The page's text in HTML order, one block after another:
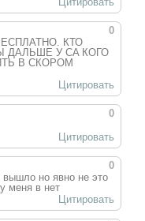
0
КТО
ДАЛЬШЕ У CA КОГО
В СКОРОМ
Цитировать
0
Цитировать
0
вышло но явно не это
меня в нет
Цитировать